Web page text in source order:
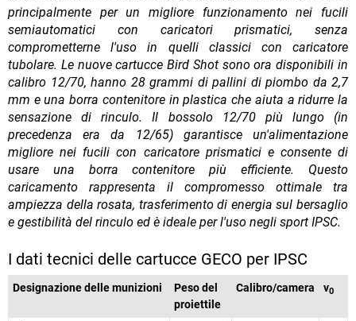
principalmente per un migliore funzionamento nei fucili
semiautomatici con caricatori prismatici, senza
comprometterne l'uso in quelli classici con caricatore
tubolare. Le nuove cartucce Bird Shot sono ora disponibili in
calibro 12/70, hanno 28 grammi di pallini di piombo da 2,7
mm e una borra contenitore in plastica che aiuta a ridurre la
sensazione di rinculo. Il bossolo 12/70 più lungo (in
precedenza era da 12/65) garantisce un'alimentazione
migliore nei fucili con caricatore prismatici e consente di
usare una borra contenitore più efficiente. Questo
caricamento rappresenta il compromesso ottimale tra
ampiezza della rosata, trasferimento di energia sul bersaglio
e gestibilità del rinculo ed è ideale per l'uso negli sport IPSC.
I dati tecnici delle cartucce GECO per IPSC
Designazione delle munizioni
Peso del
proiettile
Calibro/camera v0